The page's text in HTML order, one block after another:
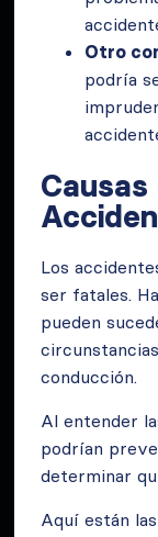
Otro
podría
Los
ser fatales.
pueden
conducción.
Al entender
podrían
determinar
Aquí están